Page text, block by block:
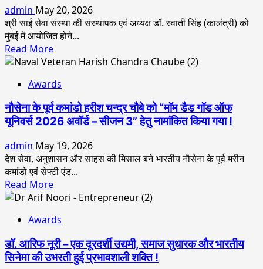
Dadasaheb
Phalke
Indian
Television
Award
For
Best
Supporting
Actor
The
Movie
Dehati
Disco
admin May 20, 2026
श्री साई सेवा संस्था की संस्थापक एवं अध्यक्ष डॉ. स्वाती सिंह (कालंत्री) को
मुंबई में आयोजित होने...
Read MoreRead
more
डॉ.
स्वाती
सिंह
(कलंत्री)
की
सच्ची
मिसाल,
समाज
सेवा
की
शक्ति
Awards
नौसेना के पूर्व कमांडो हरीश चन्द्र चौबे को “मॉम डैड गॉड ऑफ
यूनिवर्स 2026 अवॉर्ड – सीजन 3” हेतु नामांकित किया गया !
admin May 19, 2026
देश सेवा, अनुशासन और साहस की मिसाल बने भारतीय नौसेना के पूर्व मरीन
कमांडो एवं सेफ्टी एंड...
Read MoreRead
more
नौसेना
के
पूर्व
कमांडो
Awards
डॉ. आरिफ नूरी – एक दूरदर्शी उद्यमी, समाज सुधारक और भारतीय
सिनेमा की उभरती हुई प्रभावशाली शक्ति !